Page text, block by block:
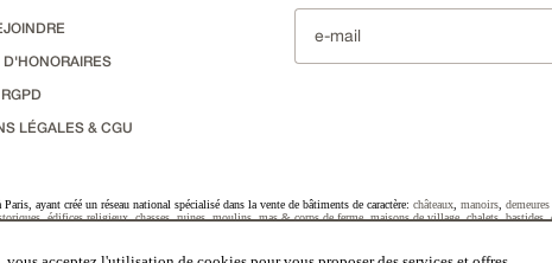
LÉGALES & CGU
ayant créé un réseau national spécialisé dans la vente de bâtiments de caractère: châteaux manoirs
,édifices religieux,chasses,ruines,moulins,mas & corps de ferme,maisons de village,chalets,bastides,